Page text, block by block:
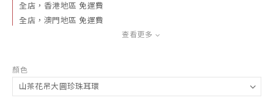
全店，香港地區 免運費
全店，澳門地區 免運費
查看更多
顏色